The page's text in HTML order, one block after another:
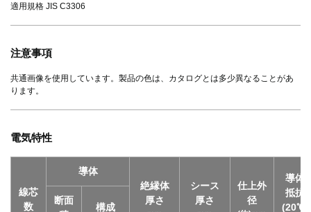
適用規格 JIS C3306
注意事項
共通画像を使用しています。製品の色は、カタログとは多少異なることがあ
ります。
電気特性
線芯
数
導体
絶縁体
厚さ
シース
厚さ
仕上外
径
導体
抵抗
(20℃)
断面
構成